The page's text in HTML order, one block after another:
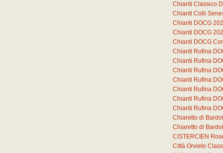
Chianti Classico
Chianti Colli
Chianti DOCG
Chianti DOCG
Chianti DOCG
Chianti Rufina
Chianti Rufina
Chianti Rufina
Chianti Rufina
Chianti Rufina
Chianti Rufina
Chianti Rufina
Chiaretto di
Chiaretto di
CISTERCIEN
Città Orvieto